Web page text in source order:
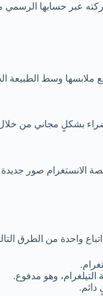
عبر حسابها الرسمي
ملابسها وسط
بشكلٍ مجاني من خلال
الانستغرام صور
واحدة من الطرق
وهو مدفوع.